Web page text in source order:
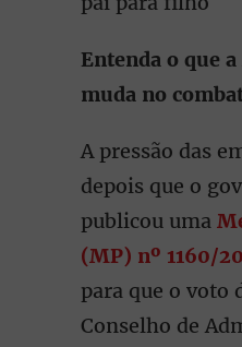
Entenda o que
muda no
A pressão das
depois que o
publicou uma
(MP) nº 1160/
para que o voto
Conselho de